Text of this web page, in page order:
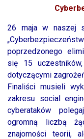
26 maja w naszej
poprzedzonego
się 15
dotyczącymi
Finaliści musieli
zakresu social
cyberataków
ogromną liczbą
znajomości teorii,